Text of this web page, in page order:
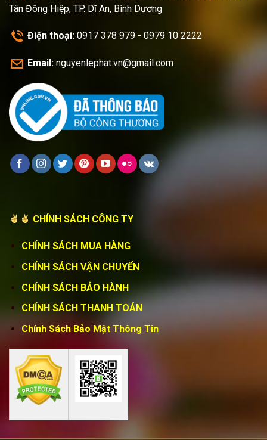
Tân Đông Hiệp, TP. Dĩ An, Bình Dương
Điện thoại: 0917 378 979 - 0979 10 2222
Email: nguyenlephat.vn@gmail.com
CHÍNH SÁCH CÔNG TY
CHÍNH SÁCH MUA HÀNG
CHÍNH SÁCH VẬN CHUYỂN
CHÍNH SÁCH BẢO HÀNH
CHÍNH SÁCH THANH TOÁN
Chính Sách Bảo Mật Thông Tin